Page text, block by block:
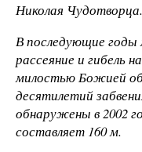
Николая Чудотворца.
В последующие
рассеяние и гибель
милостью Божией
десятилетий
обнаружены в 2002
составляет 160 м.